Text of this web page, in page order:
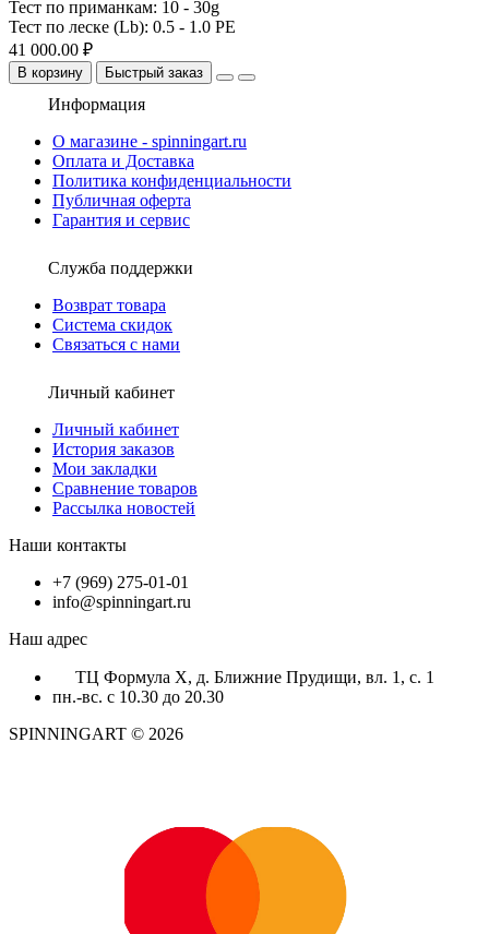
Тест по приманкам: 10 - 30g
Тест по леске (Lb): 0.5 - 1.0 PE
41 000.00 ₽
В корзину Быстрый заказ
Информация
О магазине - spinningart.ru
Оплата и Доставка
Политика конфиденциальности
Публичная оферта
Гарантия и сервис
Служба поддержки
Возврат товара
Система скидок
Связаться с нами
Личный кабинет
Личный кабинет
История заказов
Мои закладки
Сравнение товаров
Рассылка новостей
Наши контакты
+7 (969) 275-01-01
info@spinningart.ru
Наш адрес
ТЦ Формула X, д. Ближние Прудищи, вл. 1, с. 1
пн.-вс. с 10.30 до 20.30
SPINNINGART © 2026